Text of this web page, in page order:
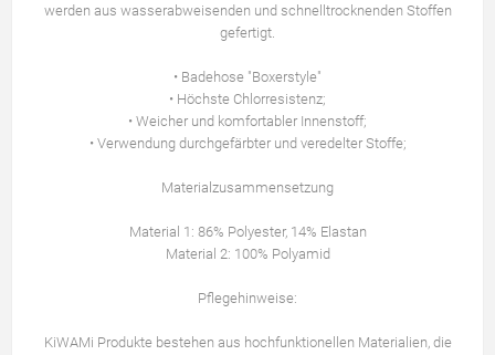
werden aus wasserabweisenden und schnelltrocknenden Stoffen
gefertigt.
• Badehose "Boxerstyle"
• Höchste Chlorresistenz;
• Weicher und komfortabler Innenstoff;
• Verwendung durchgefärbter und veredelter Stoffe;
Materialzusammensetzung
Material 1: 86% Polyester, 14% Elastan
Material 2: 100% Polyamid
Pflegehinweise:
KiWAMi Produkte bestehen aus hochfunktionellen Materialien, die